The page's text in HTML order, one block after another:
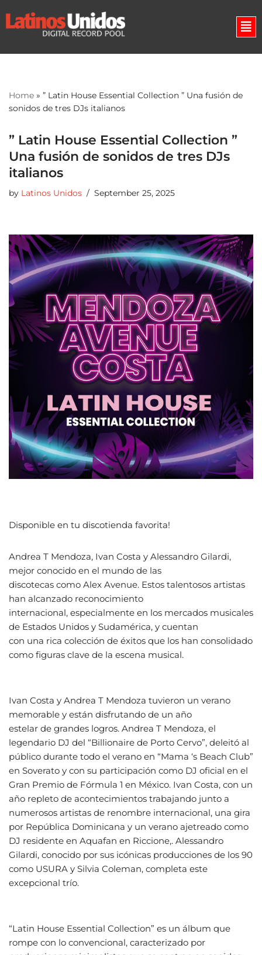
Skip
Home » ” Latin House Essential Collection ” Una fusión de
sonidos de tres DJs italianos
” Latin House Essential Collection ”
Una fusión de sonidos de tres DJs
italianos
by Latinos Unidos September 25, 2025
Disponible en tu discotienda favorita!
Andrea T Mendoza, Ivan Costa y Alessandro Gilardi,
mejor conocido en el mundo de las
discotecas como Alex Avenue. Estos talentosos artistas
han alcanzado reconocimiento
internacional, especialmente en los mercados musicales
de Estados Unidos y Sudamérica, y cuentan
con una rica colección de éxitos que los han consolidado
como figuras clave de la escena musical.
Ivan Costa y Andrea T Mendoza tuvieron un verano
memorable y están disfrutando de un año
estelar de grandes logros. Andrea T Mendoza, el
legendario DJ del “Billionaire de Porto Cervo”, deleitó al
público durante todo el verano en “Mama ‘s Beach Club”
en Soverato y con su participación como DJ oficial en el
Gran Premio de Fórmula 1 en México. Ivan Costa, con un
año repleto de acontecimientos trabajando junto a
numerosos artistas de renombre internacional, una gira
por República Dominicana y un verano ajetreado como
DJ residente en Aquafan en Riccione,. Alessandro
Gilardi, conocido por sus icónicas producciones de los 90
como USURA y Silvia Coleman, completa este
excepcional trío.
“Latin House Essential Collection” es un álbum que
rompe con lo convencional, caracterizado por